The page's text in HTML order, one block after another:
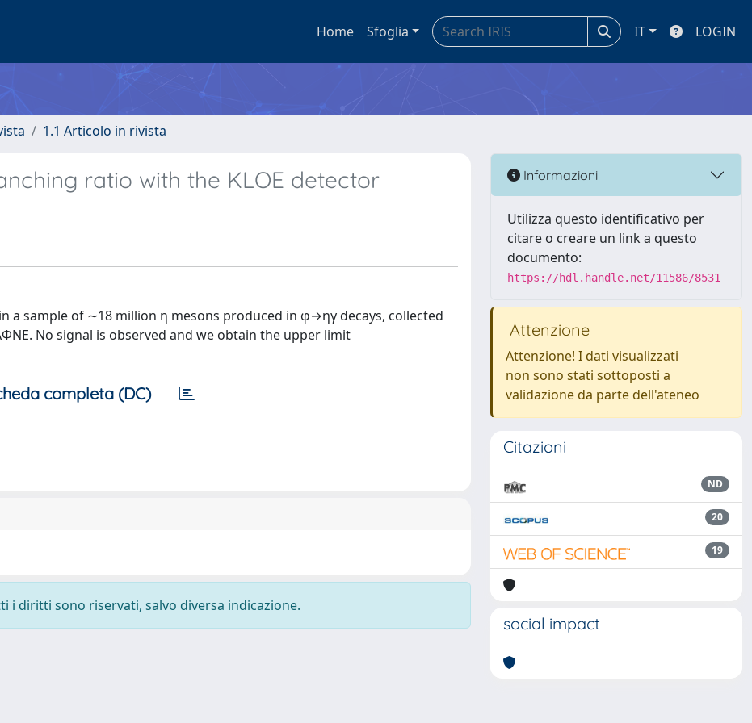
Home Sfoglia IT LOGIN
1.1 Articolo in rivista
ratio with the KLOE detector
a sample of ∼18 million η mesons produced in φ→ηγ decays, collected
No signal is observed and we obtain the upper limit
completa (DC)
diritti sono riservati, salvo diversa indicazione.
Informazioni
Utilizza questo identificativo per
citare o creare un link a questo
documento:
https://hdl.handle.net/11586/8531
Attenzione
Attenzione! I dati visualizzati
non sono stati sottoposti a
validazione da parte dell'ateneo
Citazioni
ND
20
19
social impact